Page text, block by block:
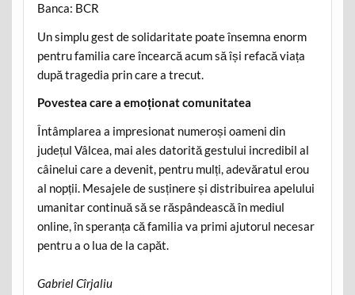
Banca: BCR
Un simplu gest de solidaritate poate însemna enorm
pentru familia care încearcă acum să își refacă viața
după tragedia prin care a trecut.
Povestea care a emoționat comunitatea
Întâmplarea a impresionat numeroși oameni din
județul Vâlcea, mai ales datorită gestului incredibil al
câinelui care a devenit, pentru mulți, adevăratul erou
al nopții. Mesajele de susținere și distribuirea apelului
umanitar continuă să se răspândească în mediul
online, în speranța că familia va primi ajutorul necesar
pentru a o lua de la capăt.
Gabriel Cîrjaliu